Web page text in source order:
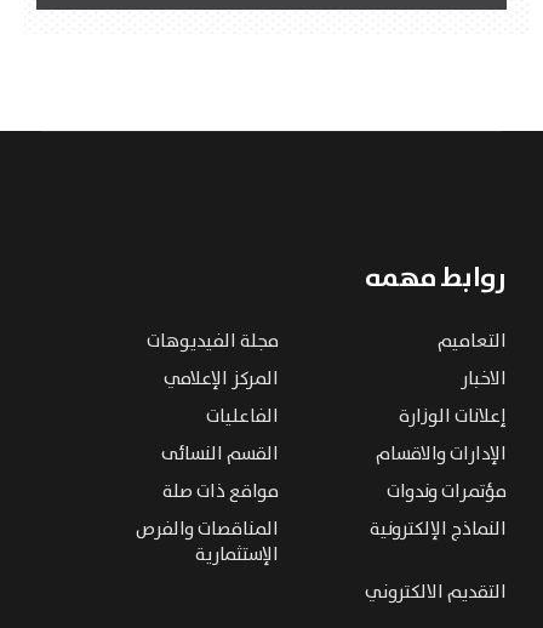
روابط مهمه
التعاميم
مجلة الفيديوهات
الاخبار
المركز الإعلامي
إعلانات الوزارة
الفاعليات
الإدارات والاقسام
القسم النسائى
مؤتمرات وندوات
مواقع ذات صلة
النماذج الإلكترونية
المناقصات والفرص
الإستثمارية
التقديم الالكتروني